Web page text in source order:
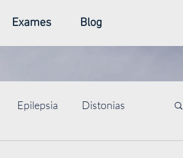
Exames Blog
Epilepsia Distonias